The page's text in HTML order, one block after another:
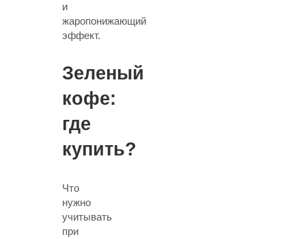
и
жаропонижающий
эффект.
Зеленый
кофе:
где
купить?
Что
нужно
учитывать
при